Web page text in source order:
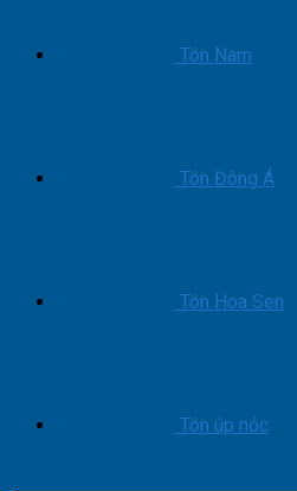
Tôn Nam
Tôn Đông Á
Tôn Hoa Sen
Tôn úp nóc